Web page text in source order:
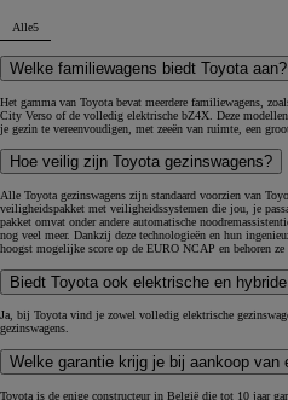
Alle5
Welke familiewagens biedt Toyota aan?
Het gamma van Toyota bevat meerdere familiewagens,
City Verso of de volledig elektrische bZ4X. Deze
je gezin te vereenvoudigen, met zeeën van ruimte, een
Hoe veilig zijn Toyota gezinswagens?
Alle Toyota gezinswagens zijn standaard voorzien van
veiligheidspakket met veiligheidssystemen die jou, je
pakket omvat onder andere automatische
nog veel meer. Dankzij deze technologieën en hun
hoogst mogelijke score op de EURO NCAP en behoren
Biedt Toyota ook elektrische en
Ja, bij Toyota vind je zowel volledig elektrische
gezinswagens.
Welke garantie krijg je bij aankoop van
Toyota is de enige constructeur in België die tot 10 jaar